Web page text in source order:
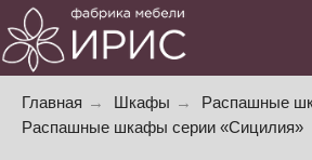
Главная → Шкафы → Распашные
Распашные шкафы серии «Сицилия»